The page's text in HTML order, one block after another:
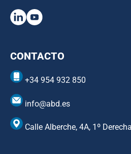
CONTACTO
+34 954 932 850
info@abd.es
Calle Alberche, 4A, 1º